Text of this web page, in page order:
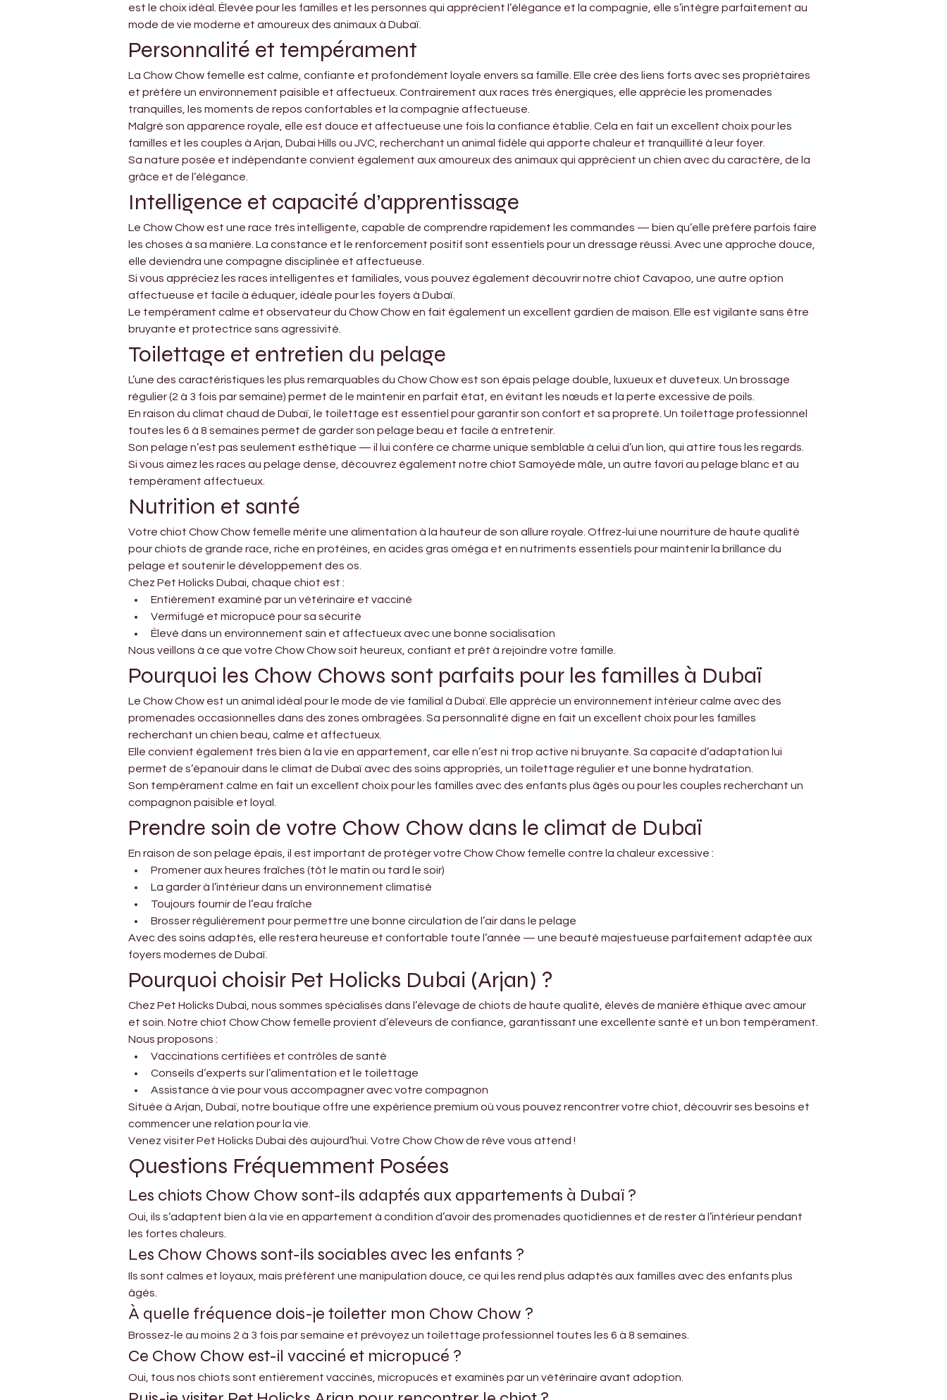
est le choix idéal. Élevée pour les familles et les personnes qui apprécient l’élégance et la compagnie, elle s’intègre parfaitement au
mode de vie moderne et amoureux des animaux à Dubaï.
Personnalité et tempérament
La Chow Chow femelle est calme, confiante et profondément loyale envers sa famille. Elle crée des liens forts avec ses propriétaires
et préfère un environnement paisible et affectueux. Contrairement aux races très énergiques, elle apprécie les promenades
tranquilles, les moments de repos confortables et la compagnie affectueuse.
Malgré son apparence royale, elle est douce et affectueuse une fois la confiance établie. Cela en fait un excellent choix pour les
familles et les couples à Arjan, Dubai Hills ou JVC, recherchant un animal fidèle qui apporte chaleur et tranquillité à leur foyer.
Sa nature posée et indépendante convient également aux amoureux des animaux qui apprécient un chien avec du caractère, de la
grâce et de l’élégance.
Intelligence et capacité d’apprentissage
Le Chow Chow est une race très intelligente, capable de comprendre rapidement les commandes — bien qu’elle préfère parfois faire
les choses à sa manière. La constance et le renforcement positif sont essentiels pour un dressage réussi. Avec une approche douce,
elle deviendra une compagne disciplinée et affectueuse.
Si vous appréciez les races intelligentes et familiales, vous pouvez également découvrir notre chiot Cavapoo, une autre option
affectueuse et facile à éduquer, idéale pour les foyers à Dubaï.
Le tempérament calme et observateur du Chow Chow en fait également un excellent gardien de maison. Elle est vigilante sans être
bruyante et protectrice sans agressivité.
Toilettage et entretien du pelage
L’une des caractéristiques les plus remarquables du Chow Chow est son épais pelage double, luxueux et duveteux. Un brossage
régulier (2 à 3 fois par semaine) permet de le maintenir en parfait état, en évitant les nœuds et la perte excessive de poils.
En raison du climat chaud de Dubaï, le toilettage est essentiel pour garantir son confort et sa propreté. Un toilettage professionnel
toutes les 6 à 8 semaines permet de garder son pelage beau et facile à entretenir.
Son pelage n’est pas seulement esthétique — il lui confère ce charme unique semblable à celui d’un lion, qui attire tous les regards.
Si vous aimez les races au pelage dense, découvrez également notre chiot Samoyède mâle, un autre favori au pelage blanc et au
tempérament affectueux.
Nutrition et santé
Votre chiot Chow Chow femelle mérite une alimentation à la hauteur de son allure royale. Offrez-lui une nourriture de haute qualité
pour chiots de grande race, riche en protéines, en acides gras oméga et en nutriments essentiels pour maintenir la brillance du
pelage et soutenir le développement des os.
Chez Pet Holicks Dubai, chaque chiot est :
Entièrement examiné par un vétérinaire et vacciné
Vermifugé et micropucé pour sa sécurité
Élevé dans un environnement sain et affectueux avec une bonne socialisation
Nous veillons à ce que votre Chow Chow soit heureux, confiant et prêt à rejoindre votre famille.
Pourquoi les Chow Chows sont parfaits pour les familles à Dubaï
Le Chow Chow est un animal idéal pour le mode de vie familial à Dubaï. Elle apprécie un environnement intérieur calme avec des
promenades occasionnelles dans des zones ombragées. Sa personnalité digne en fait un excellent choix pour les familles
recherchant un chien beau, calme et affectueux.
Elle convient également très bien à la vie en appartement, car elle n’est ni trop active ni bruyante. Sa capacité d’adaptation lui
permet de s’épanouir dans le climat de Dubaï avec des soins appropriés, un toilettage régulier et une bonne hydratation.
Son tempérament calme en fait un excellent choix pour les familles avec des enfants plus âgés ou pour les couples recherchant un
compagnon paisible et loyal.
Prendre soin de votre Chow Chow dans le climat de Dubaï
En raison de son pelage épais, il est important de protéger votre Chow Chow femelle contre la chaleur excessive :
Promener aux heures fraîches (tôt le matin ou tard le soir)
La garder à l’intérieur dans un environnement climatisé
Toujours fournir de l’eau fraîche
Brosser régulièrement pour permettre une bonne circulation de l’air dans le pelage
Avec des soins adaptés, elle restera heureuse et confortable toute l’année — une beauté majestueuse parfaitement adaptée aux
foyers modernes de Dubaï.
Pourquoi choisir Pet Holicks Dubai (Arjan) ?
Chez Pet Holicks Dubai, nous sommes spécialisés dans l’élevage de chiots de haute qualité, élevés de manière éthique avec amour
et soin. Notre chiot Chow Chow femelle provient d’éleveurs de confiance, garantissant une excellente santé et un bon tempérament.
Nous proposons :
Vaccinations certifiées et contrôles de santé
Conseils d’experts sur l’alimentation et le toilettage
Assistance à vie pour vous accompagner avec votre compagnon
Située à Arjan, Dubaï, notre boutique offre une expérience premium où vous pouvez rencontrer votre chiot, découvrir ses besoins et
commencer une relation pour la vie.
Venez visiter Pet Holicks Dubai dès aujourd’hui. Votre Chow Chow de rêve vous attend !
Questions Fréquemment Posées
Les chiots Chow Chow sont-ils adaptés aux appartements à Dubaï ?
Oui, ils s’adaptent bien à la vie en appartement à condition d’avoir des promenades quotidiennes et de rester à l’intérieur pendant
les fortes chaleurs.
Les Chow Chows sont-ils sociables avec les enfants ?
Ils sont calmes et loyaux, mais préfèrent une manipulation douce, ce qui les rend plus adaptés aux familles avec des enfants plus
âgés.
À quelle fréquence dois-je toiletter mon Chow Chow ?
Brossez-le au moins 2 à 3 fois par semaine et prévoyez un toilettage professionnel toutes les 6 à 8 semaines.
Ce Chow Chow est-il vacciné et micropucé ?
Oui, tous nos chiots sont entièrement vaccinés, micropucés et examinés par un vétérinaire avant adoption.